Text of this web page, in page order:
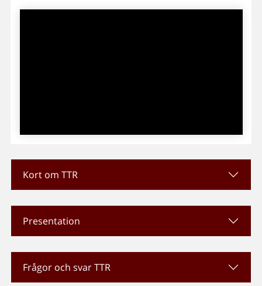
Kort om TTR
Presentation
Frågor och svar TTR